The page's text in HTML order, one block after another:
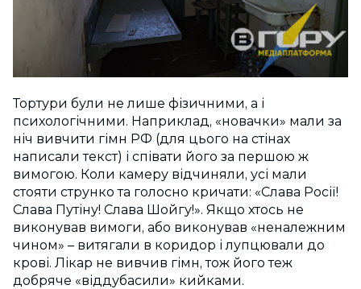
Тортури були не лише фізичними, а і
психологічними. Наприклад, «новачки» мали за
ніч вивчити гімн РФ (для цього на стінах
написали текст) і співати його за першою ж
вимогою. Коли камеру відчиняли, усі мали
стояти струнко та голосно кричати: «Слава Росії!
Слава Путіну! Слава Шойгу!». Якщо хтось не
виконував вимоги, або виконував «неналежним
чином» – витягали в коридор і лупцювали до
крові. Лікар не вивчив гімн, тож його теж
добряче «віддубасили» кийками.